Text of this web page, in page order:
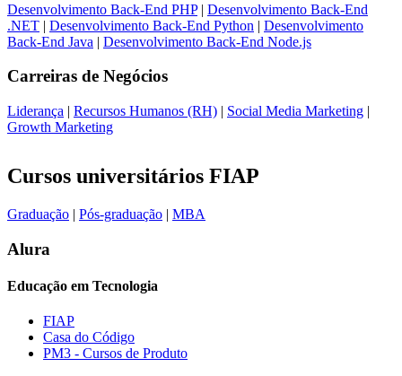
Desenvolvimento Back-End PHP| Desenvolvimento Back-End
.NET | Desenvolvimento Back-End Python | Desenvolvimento
Back-End Java | Desenvolvimento Back-End Node.js
Carreiras de Negócios
Liderança | Recursos Humanos (RH) | Social Media Marketing |
Growth Marketing
Cursos universitários FIAP
Graduação | Pós-graduação | MBA
Alura
Educação em Tecnologia
FIAP
Casa do Código
PM3 - Cursos de Produto